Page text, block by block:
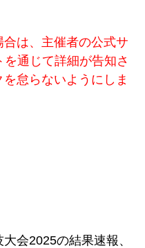
は、主催者の公式サ
通じて詳細が告知さ
怠らないようにしま
大会2025の結果速報、